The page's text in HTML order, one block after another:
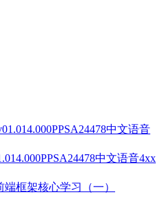
中文语音4xx
端框架核心学习（一）